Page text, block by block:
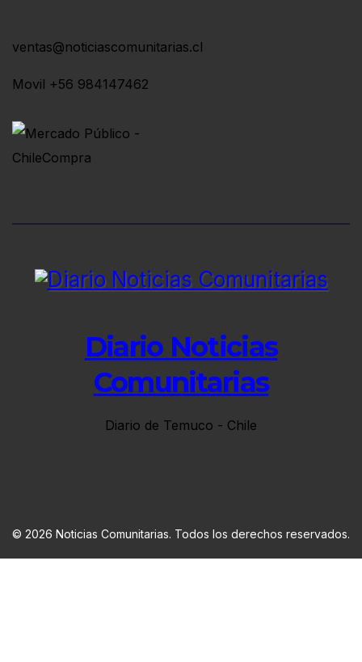
ventas@noticiascomunitarias.cl
Movil +56 984147462
Diario Noticias
Comunitarias
Diario de Temuco - Chile